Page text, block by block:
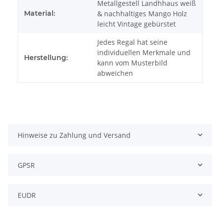
Material:
Metallgestell Landhhaus weiß
& nachhaltiges Mango Holz
leicht Vintage gebürstet
Herstellung:
Jedes Regal hat seine
individuellen Merkmale und
kann vom Musterbild
abweichen
Hinweise zu Zahlung und Versand
GPSR
EUDR